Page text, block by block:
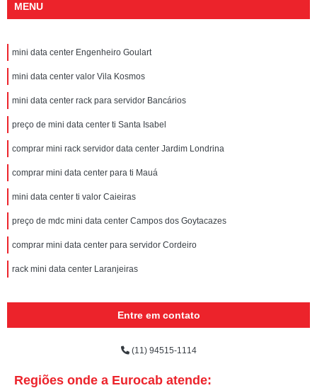
MENU
mini data center Engenheiro Goulart
mini data center valor Vila Kosmos
mini data center rack para servidor Bancários
preço de mini data center ti Santa Isabel
comprar mini rack servidor data center Jardim Londrina
comprar mini data center para ti Mauá
mini data center ti valor Caieiras
preço de mdc mini data center Campos dos Goytacazes
comprar mini data center para servidor Cordeiro
rack mini data center Laranjeiras
Entre em contato
(11) 94515-1114
Regiões onde a Eurocab atende: